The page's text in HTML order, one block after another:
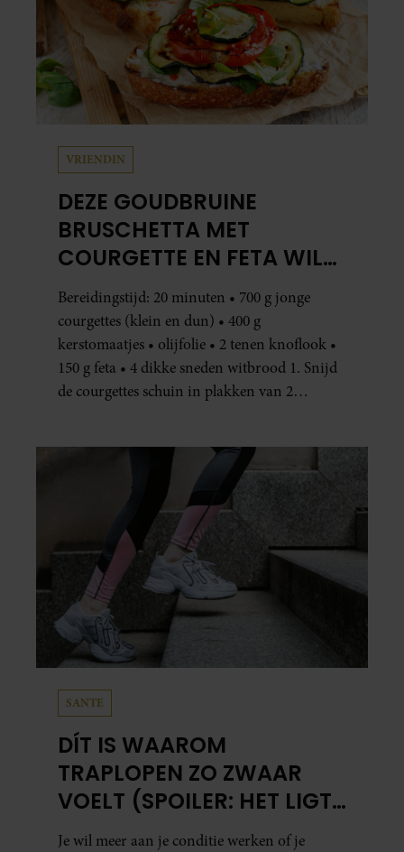
VRIENDIN
DEZE GOUDBRUINE
BRUSCHETTA MET
COURGETTE EN FETA WIL
JE METEEN MAKEN
Bereidingstijd: 20 minuten • 700 g jonge
courgettes (klein en dun) • 400 g
kerstomaatjes • olijfolie • 2 tenen knoflook •
150 g feta • 4 dikke sneden witbrood 1. Snijd
de courgettes schuin in plakken van 2
SANTE
DÍT IS WAAROM
TRAPLOPEN ZO ZWAAR
VOELT (SPOILER: HET LIGT
NIET AAN JE CONDITIE)
Je wil meer aan je conditie werken of je